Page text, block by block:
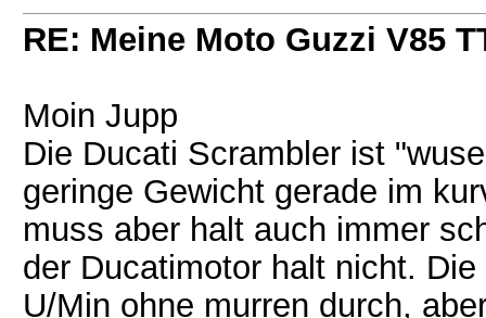
RE: Meine Moto Guzzi V85
Moin Jupp
Die Ducati Scrambler ist
geringe Gewicht gerade im
muss aber halt auch immer
der Ducatimotor halt nicht.
U/Min ohne murren durch,